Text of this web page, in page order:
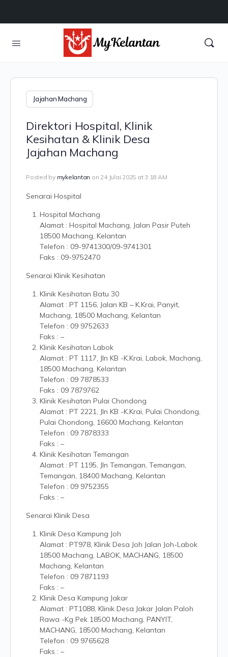
Jajahan Machang
Direktori Hospital, Klinik
Kesihatan & Klinik Desa
Jajahan Machang
Posted by mykelantan on 24 Julai 2025 at 3:18 AM
Senarai Hospital
Hospital Machang
Alamat : Hospital Machang, Jalan Pasir Puteh
18500 Machang, Kelantan
Telefon : 09-9741300/09-9741301
Faks : 09-9752470
Senarai Klinik Kesihatan
Klinik Kesihatan Batu 30
Alamat : PT 1156, Jalan KB – K.Krai, Panyit,
Machang, 18500 Machang, Kelantan
Telefon : 09 9752633
Faks : –
Klinik Kesihatan Labok
Alamat : PT 1117, Jln KB -K.Krai, Labok, Machang,
18500 Machang, Kelantan
Telefon : 09 7878533
Faks : 09 7879762
Klinik Kesihatan Pulai Chondong
Alamat : PT 2221, Jln KB -K.Krai, Pulai Chondong,
Pulai Chondong, 16600 Machang, Kelantan
Telefon : 09 7878333
Faks : –
Klinik Kesihatan Temangan
Alamat : PT 1195, Jln Temangan, Temangan,
Temangan, 18400 Machang, Kelantan
Telefon : 09 9752355
Faks : –
Senarai Klinik Desa
Klinik Desa Kampung Joh
Alamat : PT978, Klinik Desa Joh Jalan Joh-Labok
18500 Machang, LABOK, MACHANG, 18500
Machang, Kelantan
Telefon : 09 7871193
Faks : –
Klinik Desa Kampung Jakar
Alamat : PT1088, Klinik Desa Jakar Jalan Paloh
Rawa -Kg Pek 18500 Machang, PANYIT,
MACHANG, 18500 Machang, Kelantan
Telefon : 09 9765628
Faks : –